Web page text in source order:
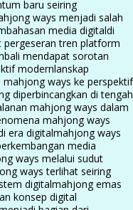
baru seiring
ways menjadi salah
media digitaldi
tren platform
mendapat sorotan
modernlanskap
ways ke perspektif
diperbincangkan di tengah
mahjong ways dalam
mahjong ways
era digitalmahjong ways
media
ways melalui sudut
ways terlihat seiring
digitalmahjong emas
konsep digital